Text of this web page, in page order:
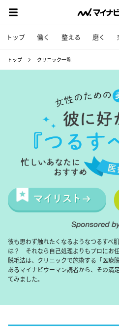
トップ 働く 整える 磨く
トップ クリニック一覧
彼も思わず触れたくなるようなつるすべ
は？ それなら自己処理よりもプロにお
脱毛法は、クリニックで施術する「医療
あるマイナビウーマン読者から、その満
てみました。